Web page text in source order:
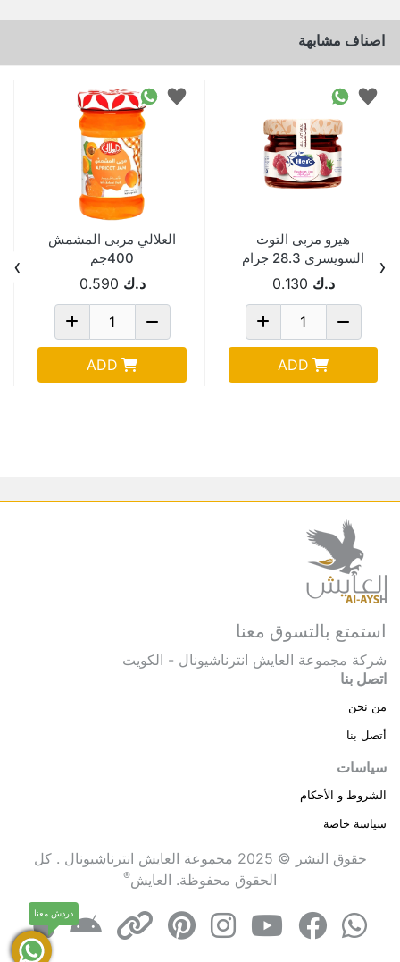
اصناف مشابهة
هيرو مربى التوت
السويسري 28.3 جرام
د.ك 0.130
ADD
العلالي مربى المشمش
400جم
د.ك 0.590
ADD
‹
›
استمتع بالتسوق معنا
شركة مجموعة العايش انترناشيونال - الكويت
اتصل بنا
من نحن
أتصل بنا
سياسات
الشروط و الأحكام
سياسة خاصة
حقوق النشر © 2025 مجموعة العايش انترناشيونال . كل
الحقوق محفوظة. العايش®
دردش معنا